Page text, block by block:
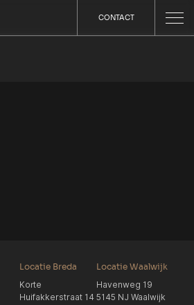
CONTACT
Locatie Breda
Korte
Huifakkerstraat 14
Locatie Waalwijk
Havenweg 19
5145 NJ Waalwijk